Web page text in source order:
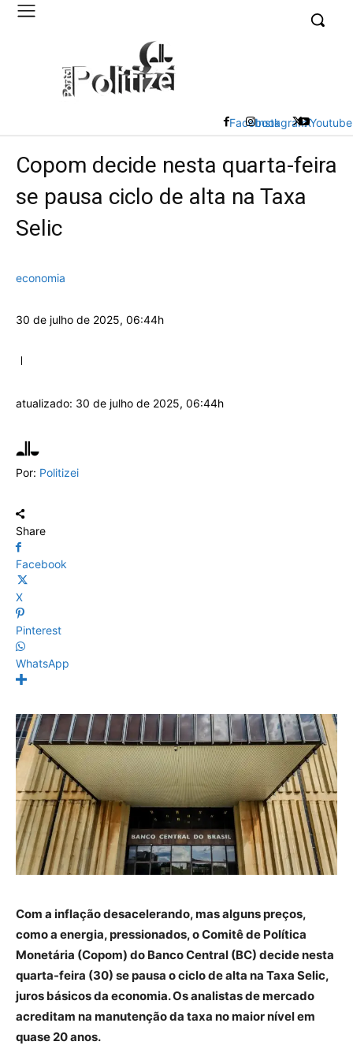
FacebookInstagramXYoutube
Copom decide nesta quarta-feira
se pausa ciclo de alta na Taxa
Selic
economia
30 de julho de 2025, 06:44h
atualizado: 30 de julho de 2025, 06:44h
Por: Politizei
Share
Facebook
X
Pinterest
WhatsApp
Com a inflação desacelerando, mas alguns preços,
como a energia, pressionados, o Comitê de Política
Monetária (Copom) do Banco Central (BC) decide nesta
quarta-feira (30) se pausa o ciclo de alta na Taxa Selic,
juros básicos da economia. Os analistas de mercado
acreditam na manutenção da taxa no maior nível em
quase 20 anos.